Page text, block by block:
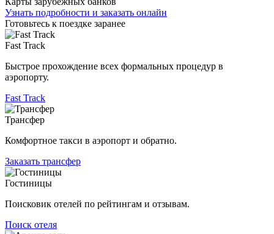
Узнать подробности и заказать онлайн
Готовьтесь к поездке заранее
Fast Track
Быстрое прохождение всех формальных процедур в
аэропорту.
Fast Track
Трансфер
Комфортное такси в аэропорт и обратно.
Заказать трансфер
Гостиницы
Поисковик отелей по рейтингам и отзывам.
Поиск отеля